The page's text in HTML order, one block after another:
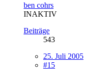
ben cohrs
INAKTIV
Beiträge
543
25. Juli 2005
#15